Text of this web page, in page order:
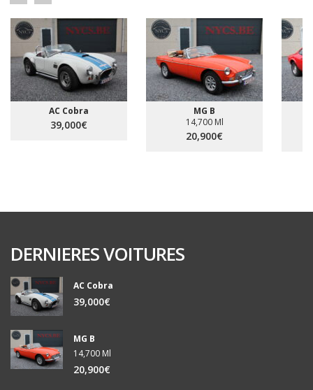
AC Cobra
39,000€
MG B
14,700 Ml
20,900€
DERNIERES VOITURES
AC Cobra
39,000€
MG B
14,700 Ml
20,900€